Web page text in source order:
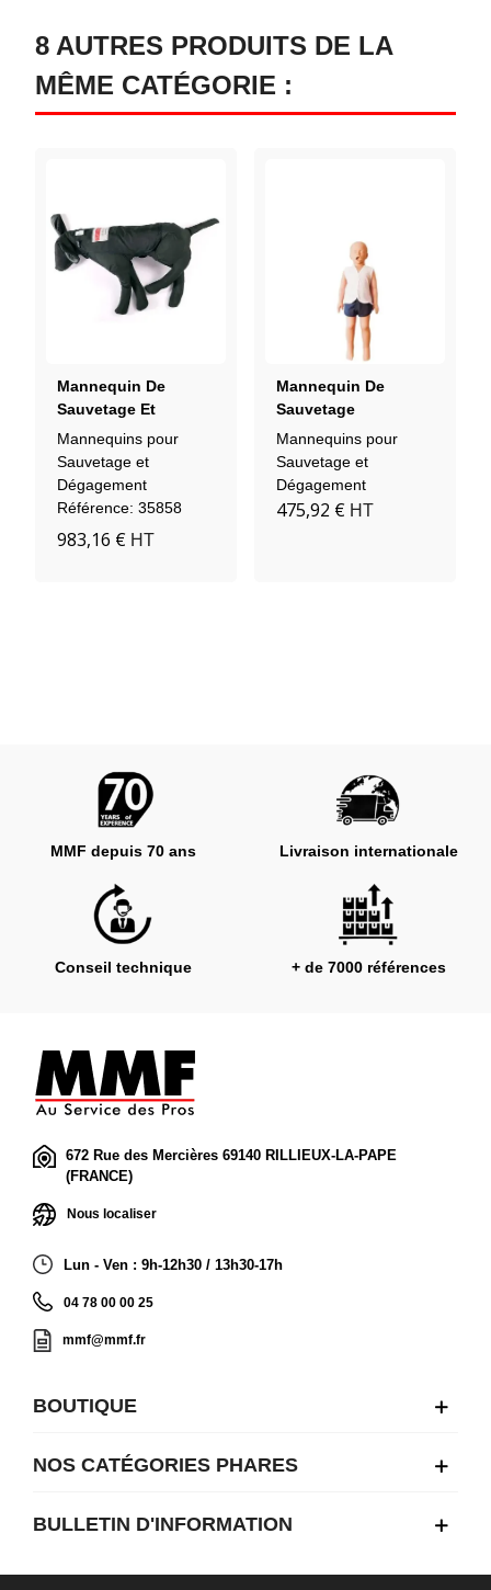
8 AUTRES PRODUITS DE LA
MÊME CATÉGORIE :
Mannequin De
Sauvetage Et
Dégagement Chien
Mannequins pour
Sauvetage et
Dégagement
Référence: 35858
983,16 € HT
Mannequin De
Sauvetage
Aquatique Enfant
Mannequins pour
Sauvetage et
Dégagement
475,92 € HT
MMF depuis 70 ans Livraison internationale
Conseil technique + de 7000 références
672 Rue des Mercières 69140 RILLIEUX-LA-PAPE
(FRANCE)
Nous localiser
Lun - Ven : 9h-12h30 / 13h30-17h
04 78 00 00 25
mmf@mmf.fr
BOUTIQUE
NOS CATÉGORIES PHARES
BULLETIN D'INFORMATION